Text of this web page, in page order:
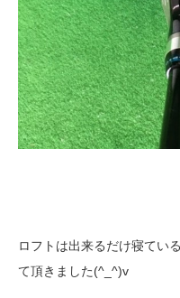
ロフトは出来るだけ寝てい
て頂きました(^_^)v